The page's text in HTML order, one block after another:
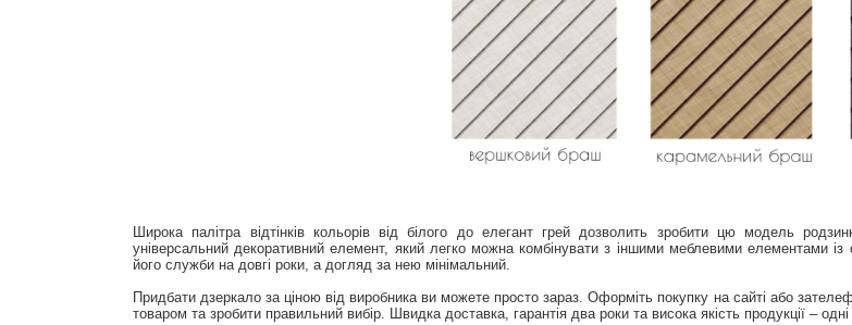
Широка палітра відтінків кольорів від білого до елегант грей дозволить зробити цю модель
універсальний декоративний елемент, який легко можна комбінувати з іншими меблевими елементами
його служби на довгі роки, а догляд за нею мінімальний.
Придбати дзеркало за ціною від виробника ви можете просто зараз. Оформіть покупку на сайті або
товаром та зробити правильний вибір. Швидка доставка, гарантія два роки та висока якість продукції –